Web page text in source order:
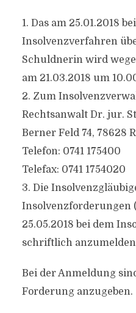
1. Das am 25.01.2018
Insolvenzverfahren
Schuldnerin wird
am 21.03.2018 um
2. Zum
Rechtsanwalt Dr. jur.
Berner Feld 74, 78628
Telefon: 0741 175400
Telefax: 0741 1754020
3. Die
Insolvenzforderungen
25.05.2018 bei dem
schriftlich
Bei der Anmeldung
Forderung anzugeben.